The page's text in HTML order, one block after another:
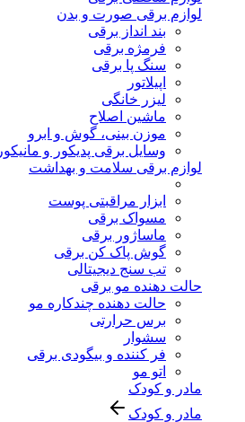
لوازم برقی صورت و بدن
بند انداز برقی
فرمژه برقی
سنگ پا برقی
اپیلاتور
لیزر خانگی
ماشین اصلاح
موزن بینی، گوش و ابرو
وسایل برقی پدیکور و مانیکور
لوازم برقی سلامت و بهداشت
ابزار مراقبتی پوست
مسواک برقی
ماساژور برقی
گوش پاک کن برقی
تب سنج دیجیتالی
حالت دهنده مو برقی
حالت دهنده چندکاره مو
برس حرارتی
سشوار
فر کننده و بیگودی برقی
اتو مو
مادر و کودک
مادر و کودک